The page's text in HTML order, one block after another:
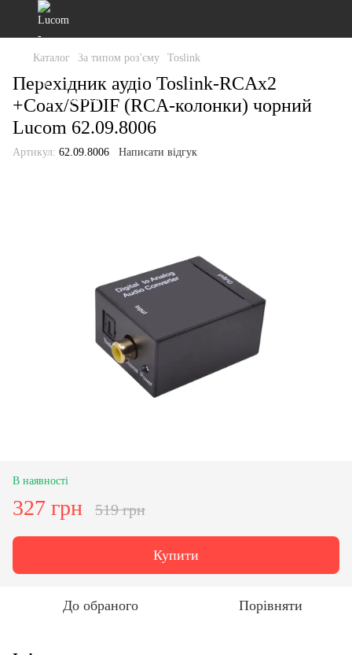
Каталог За типом роз'єму Toslink
Перехідник аудіо Toslink-RCAx2
+Coax/SPDIF (RCA-колонки) чорний
Lucom 62.09.8006
Артикул: 62.09.8006 Написати відгук
В наявності
327 грн 519 грн
Купити
До обраного Порівняти